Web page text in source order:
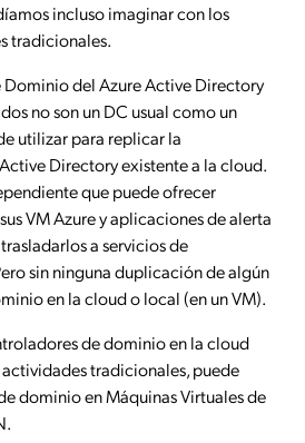
incluso imaginar con los
tradicionales.
Dominio del Azure Active Directory
no son un DC usual como un
utilizar para replicar la
Directory existente a la cloud.
que puede ofrecer
VM Azure y aplicaciones de alerta
a servicios de
sin ninguna duplicación de algún
en la cloud o local (en un VM).
de dominio en la cloud
tradicionales, puede
dominio en Máquinas Virtuales de